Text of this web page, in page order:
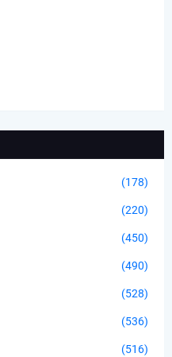
(178)
(220)
(450)
(490)
(528)
(536)
(516)